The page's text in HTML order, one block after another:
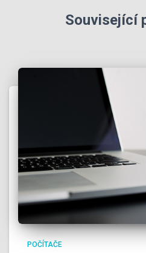
Související
POČÍTAČE